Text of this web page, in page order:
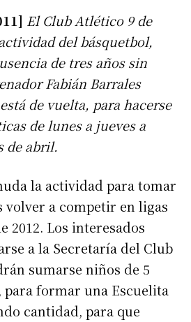
El Club Atlético 9 de
del básquetbol,
de tres años sin
Fabián Barrales
de vuelta, para hacerse
de lunes a jueves a
de abril.
la actividad para tomar
volver a competir en ligas
2012. Los interesados
a la Secretaría del Club
sumarse niños de 5
para formar una Escuelita
cantidad, para que